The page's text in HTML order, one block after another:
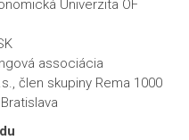
Univerzita OF
associácia
člen skupiny Rema 1000